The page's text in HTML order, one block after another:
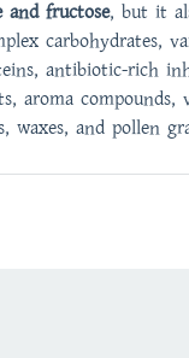
and fructose, but it
carbohydrates,
antibiotic-rich
aroma compounds,
waxes, and pollen